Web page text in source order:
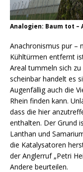
Analogien: Baum tot –
Anachronismus pur –
Kühltürmen entfernt
Areal tummeln sich
scheinbar handelt es
Augenfällig auch die
Rhein finden kann.
dass die hier
enthalten. Der Grund
Lanthan und
die Katalysatoren
der Anglerruf „Petri
Andere beurteilen.